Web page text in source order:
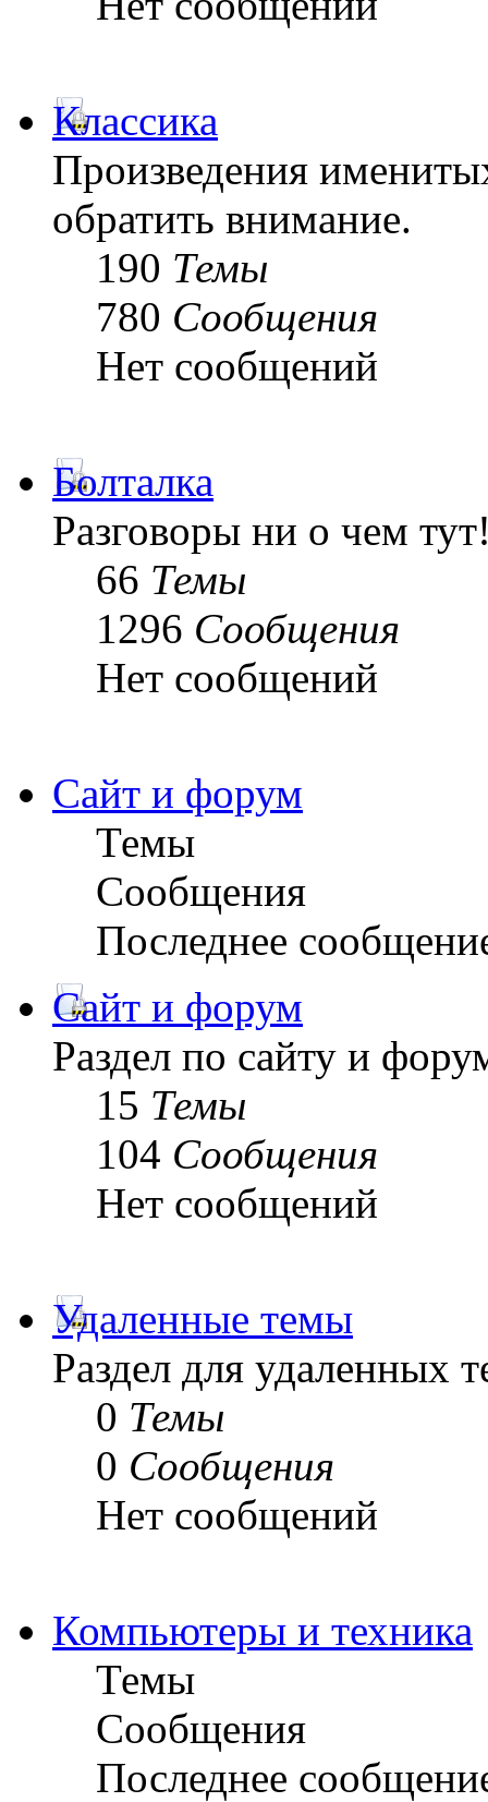
Классика
Произведения
обратить внимание.
190 Темы
780 Сообщения
Нет сообщений
Болталка
Разговоры ни о чем
66 Темы
1296 Сообщения
Нет сообщений
Сайт и форум
Темы
Сообщения
Последнее
Сайт и форум
Раздел по сайту и
15 Темы
104 Сообщения
Нет сообщений
Удаленные темы
Раздел для удаленных
0 Темы
0 Сообщения
Нет сообщений
Компьютеры и техника
Темы
Сообщения
Последнее